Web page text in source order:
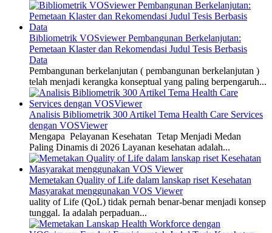
Bibliometrik VOSviewer Pembangunan Berkelanjutan:
Pemetaan Klaster dan Rekomendasi Judul Tesis Berbasis
Data
Pembangunan berkelanjutan ( pembangunan berkelanjutan )
telah menjadi kerangka konseptual yang paling berpengaruh...
Analisis Bibliometrik 300 Artikel Tema Health Care Services
dengan VOSViewer
Mengapa Pelayanan Kesehatan Tetap Menjadi Medan
Paling Dinamis di 2026 Layanan kesehatan adalah...
Memetakan Quality of Life dalam lanskap riset Kesehatan
Masyarakat menggunakan VOS Viewer
uality of Life (QoL) tidak pernah benar-benar menjadi konsep
tunggal. Ia adalah perpaduan...